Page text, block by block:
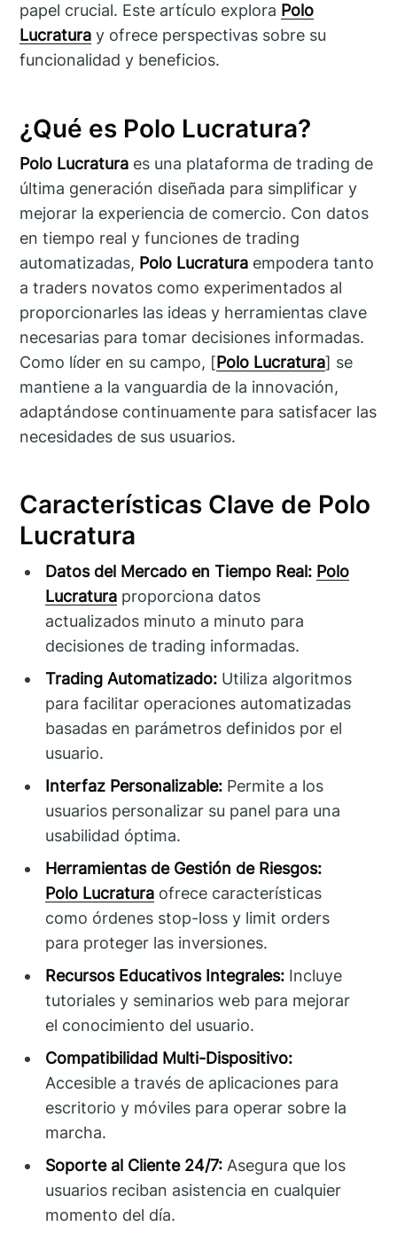
papel crucial. Este artículo explora Polo
Lucratura y ofrece perspectivas sobre su
funcionalidad y beneficios.
¿Qué es Polo Lucratura?
Polo Lucratura es una plataforma de trading de
última generación diseñada para simplificar y
mejorar la experiencia de comercio. Con datos
en tiempo real y funciones de trading
automatizadas, Polo Lucratura empodera tanto
a traders novatos como experimentados al
proporcionarles las ideas y herramientas clave
necesarias para tomar decisiones informadas.
Como líder en su campo, [Polo Lucratura] se
mantiene a la vanguardia de la innovación,
adaptándose continuamente para satisfacer las
necesidades de sus usuarios.
Características Clave de Polo
Lucratura
Datos del Mercado en Tiempo Real: Polo
Lucratura proporciona datos
actualizados minuto a minuto para
decisiones de trading informadas.
Trading Automatizado: Utiliza algoritmos
para facilitar operaciones automatizadas
basadas en parámetros definidos por el
usuario.
Interfaz Personalizable: Permite a los
usuarios personalizar su panel para una
usabilidad óptima.
Herramientas de Gestión de Riesgos:
Polo Lucratura ofrece características
como órdenes stop-loss y limit orders
para proteger las inversiones.
Recursos Educativos Integrales: Incluye
tutoriales y seminarios web para mejorar
el conocimiento del usuario.
Compatibilidad Multi-Dispositivo:
Accesible a través de aplicaciones para
escritorio y móviles para operar sobre la
marcha.
Soporte al Cliente 24/7: Asegura que los
usuarios reciban asistencia en cualquier
momento del día.